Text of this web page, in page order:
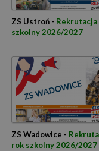
ZS Ustroń - Rekrutacja
szkolny 2026/2027
ZS Wadowice -
rok szkolny 2026/2027